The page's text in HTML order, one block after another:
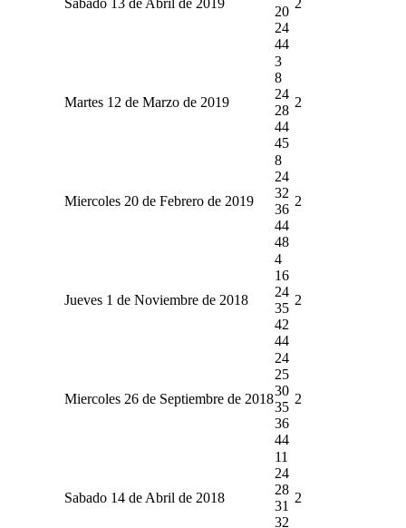
20
24
44
Martes 12 de Marzo de 2019
3
8
24
28
44
45
2
Miercoles 20 de Febrero de 2019
8
24
32
36
44
48
2
Jueves 1 de Noviembre de 2018
4
16
24
35
42
44
2
Miercoles 26 de Septiembre de 2018
24
25
30
35
36
44
2
Sabado 14 de Abril de 2018
11
24
28
31
32
2